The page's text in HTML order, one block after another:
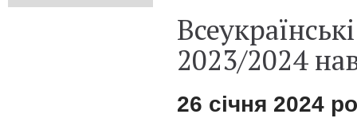
2023/2024
26 січня 2024